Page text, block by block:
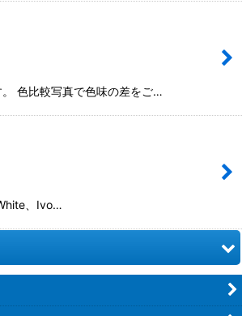
色比較写真で色味の差をご…
、Ivo…